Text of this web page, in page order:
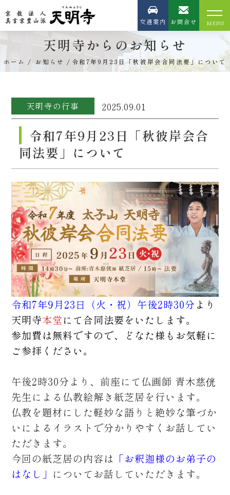
交通案内 お問合せ
天明寺からのお知らせ
ホーム お知らせ 令和7年9月23日「秋彼岸会合同法要」について
天明寺の行事 2025.09.01
令和7年9月23日「秋彼岸会合
同法要」について
令和7年9月23日（火・祝）午後2時30分 より
天明寺本堂にて合同法要をいたします。
参加費は無料ですので、どなた様もお気軽に
ご参拝ください。
午後2時30分より、前座にて仏画師 青木慈侊
先生による仏教絵解き紙芝居を行います。
仏教を題材にした軽妙な語りと絶妙な筆づか
いによるイラストで分かりやすくお話してい
ただきます。
今回の紙芝居の内容は 「お釈迦様のお弟子の
はなし」 についてお話していただきます。